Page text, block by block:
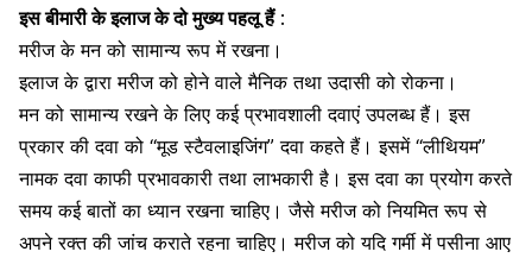
इस बीमारी के इलाज के दो मुख्य पहलू हैं:
मरीज के मन को सामान्य रूप में रखना।
इलाज के द्वारा मरीज को होने वाले मैनिक तथा उदासी को रोकना।
मन को सामान्य रखने के लिए कई प्रभावशाली दवाएं उपलब्ध हैं। इस
प्रकार की दवा को “मूड स्टैवलाइजिंग” दवा कहते हैं। इसमें “लीथियम”
नामक दवा काफी प्रभावकारी तथा लाभकारी है। इस दवा का प्रयोग करते
समय कई बातों का ध्यान रखना चाहिए। जैसे मरीज को नियमित रूप से
अपने रक्त की जांच कराते रहना चाहिए। मरीज को यदि गर्मी में पसीना आए